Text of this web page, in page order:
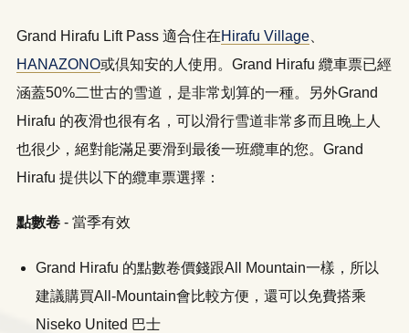
Grand Hirafu Lift Pass 適合住在Hirafu Village、
HANAZONO或倶知安的人使用。Grand Hirafu 纜車票已經
涵蓋50%二世古的雪道，是非常划算的一種。另外Grand
Hirafu 的夜滑也很有名，可以滑行雪道非常多而且晚上人
也很少，絕對能滿足要滑到最後一班纜車的您。Grand
Hirafu 提供以下的纜車票選擇：
點數卷- 當季有效
Grand Hirafu 的點數卷價錢跟All Mountain一樣，所以
建議購買All-Mountain會比較方便，還可以免費搭乘
Niseko United 巴士